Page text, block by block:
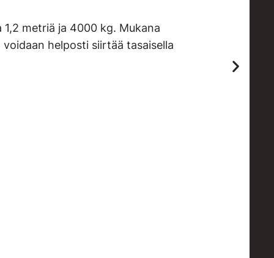
metriä ja 4000 kg. Mukana
helposti siirtää tasaisella